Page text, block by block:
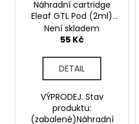
Náhradní cartridge
Eleaf GTL Pod (2ml)
(1ks) - VÝPRODEJ.
Není skladem
55 Kč
DETAIL
VÝPRODEJ. Stav
produktu:
(zabalené)Náhradní